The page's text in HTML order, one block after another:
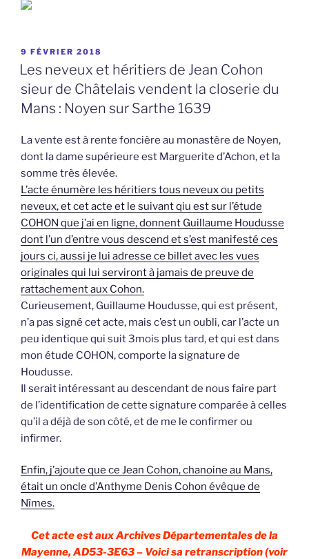
PUBLIÉ
LE
9 FÉVRIER 2018
Les neveux et héritiers de Jean Cohon
sieur de Châtelais vendent la closerie du
Mans : Noyen sur Sarthe 1639
La vente est à rente foncière au monastère de Noyen,
dont la dame supérieure est Marguerite d’Achon, et la
somme très élevée.
L’acte énumère les héritiers tous neveux ou petits
neveux, et cet acte et le suivant qiu est sur l’étude
COHON que j’ai en ligne, donnent Guillaume Houdusse
dont l’un d’entre vous descend et s’est manifesté ces
jours ci, aussi je lui adresse ce billet avec les vues
originales qui lui serviront à jamais de preuve de
rattachement aux Cohon.
Curieusement, Guillaume Houdusse, qui est présent,
n’a pas signé cet acte, mais c’est un oubli, car l’acte un
peu identique qui suit 3mois plus tard, et qui est dans
mon étude COHON, comporte la signature de
Houdusse.
Il serait intéressant au descendant de nous faire part
de l’identification de cette signature comparée à celles
qu’il a déjà de son côté, et de me le confirmer ou
infirmer.
Enfin, j’ajoute que ce Jean Cohon, chanoine au Mans,
était un oncle d’Anthyme Denis Cohon évêque de
Nîmes.
Cet acte est aux Archives Départementales de la
Mayenne, AD53-3E63 – Voici sa retranscription (voir